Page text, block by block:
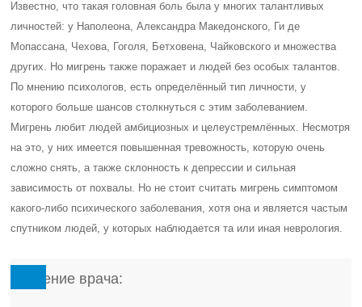
Известно, что такая головная боль была у многих талантливых
личностей: у Наполеона, Александра Македонского, Ги де
Мопассана, Чехова, Гоголя, Бетховена, Чайковского и множества
других. Но мигрень также поражает и людей без особых талантов.
По мнению психологов, есть определённый тип личности, у
которого больше шансов столкнуться с этим заболеванием.
Мигрень любит людей амбициозных и целеустремлённых. Несмотря
на это, у них имеется повышенная тревожность, которую очень
сложно снять, а также склонность к депрессии и сильная
зависимость от похвалы. Но не стоит считать мигрень симптомом
какого-либо психического заболевания, хотя она и является частым
спутником людей, у которых наблюдается та или иная неврология.
Мнение врача: